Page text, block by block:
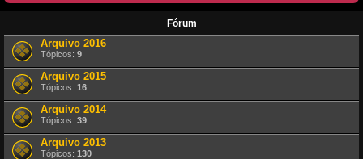
Fórum
Arquivo 2016
Tópicos: 9
Arquivo 2015
Tópicos: 16
Arquivo 2014
Tópicos: 39
Arquivo 2013
Tópicos: 130